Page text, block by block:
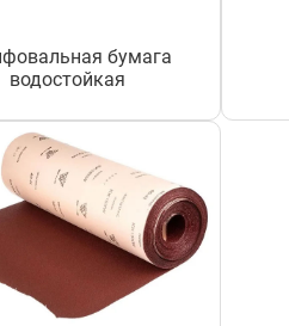
бумага
водостойкая